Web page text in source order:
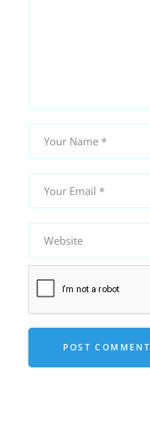
POST COMMENT